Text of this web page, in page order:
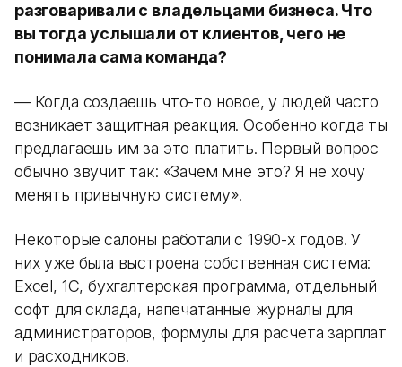
разговаривали с владельцами бизнеса. Что
вы тогда услышали от клиентов, чего не
понимала сама команда?
— Когда создаешь что-то новое, у людей часто
возникает защитная реакция. Особенно когда ты
предлагаешь им за это платить. Первый вопрос
обычно звучит так: «Зачем мне это? Я не хочу
менять привычную систему».
Некоторые салоны работали с 1990-х годов. У
них уже была выстроена собственная система:
Excel, 1С, бухгалтерская программа, отдельный
софт для склада, напечатанные журналы для
администраторов, формулы для расчета зарплат
и расходников.